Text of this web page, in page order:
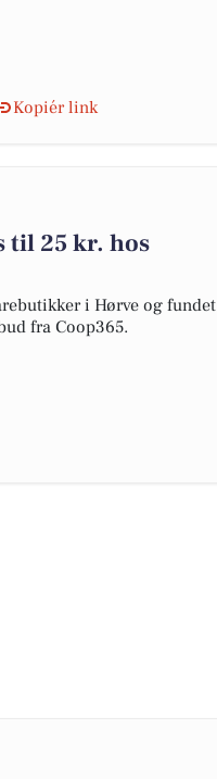
Kopiér link
til 25 kr. hos
i Hørve og fundet
fra Coop365.